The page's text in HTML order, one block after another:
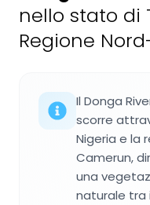
nello stato di
Regione
Il Donga
scorre
Nigeria e la
Camerun,
una
naturale tra